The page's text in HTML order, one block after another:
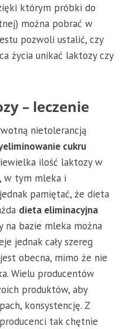
którym próbki do
można pobrać w
pozwoli ustalić, czy
życia unikać laktozy czy
– leczenie
nietolerancją
cukru
ilość laktozy w
w tym mleka i
pamiętać, że dieta
dieta eliminacyjna
na bazie mleka można
jednak cały szereg
obecna, mimo że nie
Wielu producentów
produktów, aby
konsystencję. Z
tak chętnie